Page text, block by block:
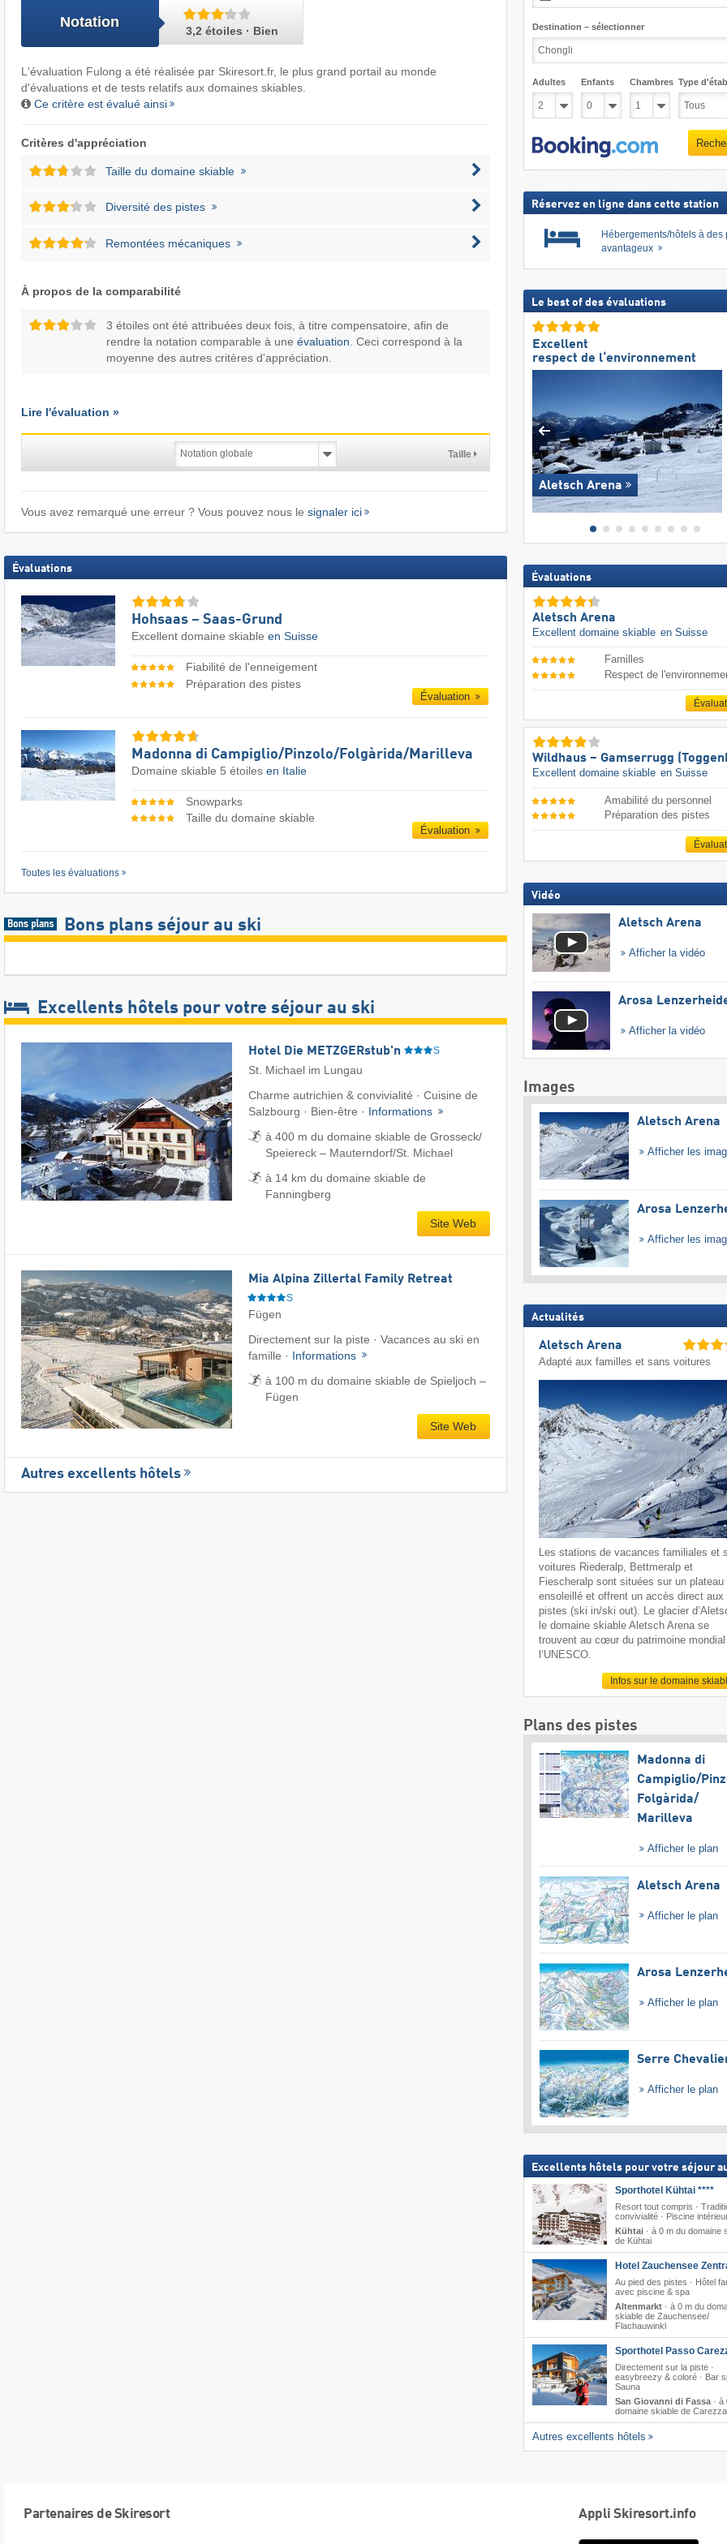
Notation
3,2 étoiles · Bien
L'évaluation Fulong a été réalisée par Skiresort.fr, le plus grand portail au monde
d'évaluations et de tests relatifs aux domaines skiables.
Ce critère est évalué ainsi
Critères d'appréciation
Taille du domaine skiable
Diversité des pistes
Remontées mécaniques
À propos de la comparabilité
3 étoiles ont été attribuées deux fois, à titre compensatoire, afin de
rendre la notation comparable à une évaluation . Ceci correspond à la
moyenne des autres critères d'appréciation.
Lire l'évaluation »
Taille
Vous avez remarqué une erreur ? Vous pouvez nous le signaler ici
Évaluations
Hohsaas – Saas-Grund
Excellent domaine skiable en Suisse
Fiabilité de l'enneigement
Préparation des pistes
Évaluation
Madonna di Campiglio/​Pinzolo/​Folgàrida/​Marilleva
Domaine skiable 5 étoiles en Italie
Snowparks
Taille du domaine skiable
Évaluation
Toutes les évaluations
Bons plans séjour au ski
Excellents hôtels pour votre séjour au ski
Hotel Die METZGERstub'n S
St. Michael im Lungau
Charme autrichien & convivialité · Cuisine de
Salzbourg · Bien-être · Informations
à 400 m du domaine skiable de Grosseck/​
Speiereck – Mauterndorf/​St. Michael
à 14 km du domaine skiable de
Fanningberg
Site Web
Mia Alpina Zillertal Family Retreat
S
Fügen
Directement sur la piste · Vacances au ski en
famille · Informations
à 100 m du domaine skiable de Spieljoch –
Fügen
Site Web
Autres excellents hôtels
Destination – sélectionner
Adultes Enfants Chambres Type
Réservez en ligne dans cette station
Hébergements/hôtels à des
avantageux
Le best of des évaluations
Excellent
respect de l‘environnement
Aletsch Arena
Évaluations
Aletsch Arena
Excellent domaine skiable en Suisse
Familles
Respect de
Wildhaus – Gamserrugg
Excellent domaine skiable en Suisse
Amabilité du personnel
Préparation des pistes
Vidéo
Aletsch Arena
Afficher la vidéo
Arosa
Afficher la vidéo
Images
Aletsch Arena
Afficher les
Arosa
Afficher les
Actualités
Aletsch Arena
Adapté aux familles et sans voitures
Les stations de vacances familiales et
voitures Riederalp, Bettmeralp et
Fiescheralp sont situées sur un plateau
ensoleillé et offrent un accès direct aux
pistes (ski in/ski out). Le glacier
le domaine skiable Aletsch Arena se
trouvent au cœur du patrimoine
l’UNESCO.
Infos sur le domaine
Plans des pistes
Madonna di
Campiglio/​
Folgàrida/​
Marilleva
Afficher le plan
Aletsch Arena
Afficher le plan
Arosa
Afficher le plan
Serre
Afficher le plan
Excellents hôtels pour votre séjour
Sporthotel Kühtai ****
Resort tout compris ·
convivialité · Piscine
Kühtai· à 0 m du domaine
de Kühtai
Hotel Zauchensee
Au pied des pistes · Hôtel
avec piscine & spa
Altenmarkt· à 0 m du
skiable de Zauchensee/​
Flachauwinkl
Sporthotel Passo
Directement sur la piste ·
easybreezy & coloré · Bar
Sauna
San Giovanni di Fassa· à
domaine skiable de Carezza
Autres excellents hôtels
Partenaires de Skiresort Appli Skiresort.info